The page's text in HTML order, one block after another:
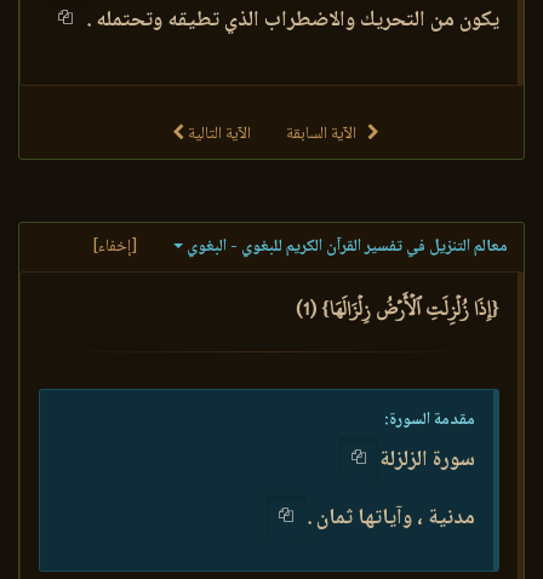
يكون من التحريك والاضطراب الذي تطيقه وتحتمله .
الآية السابقة الآية التالية
معالم التنزيل في تفسير القرآن الكريم للبغوي - البغوي [إخفاء]
{إِذَا زُلۡزِلَتِ ٱلۡأَرۡضُ زِلۡزَالَهَا} (1)
مقدمة السورة:
سورة الزلزلة
مدنية ، وآياتها ثمان .